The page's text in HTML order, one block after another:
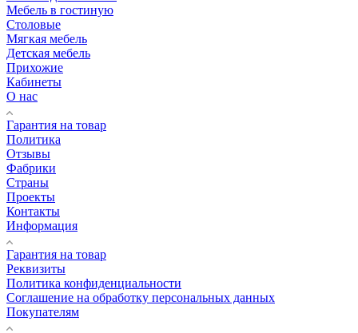
Мебель в гостиную
Столовые
Мягкая мебель
Детская мебель
Прихожие
Кабинеты
О нас
Гарантия на товар
Политика
Отзывы
Фабрики
Страны
Проекты
Контакты
Информация
Гарантия на товар
Реквизиты
Политика конфиденциальности
Соглашение на обработку персональных данных
Покупателям